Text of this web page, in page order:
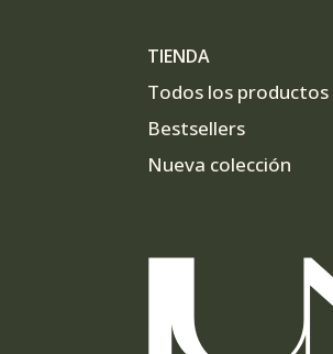
TIENDA
Todos los productos
Bestsellers
Nueva colección